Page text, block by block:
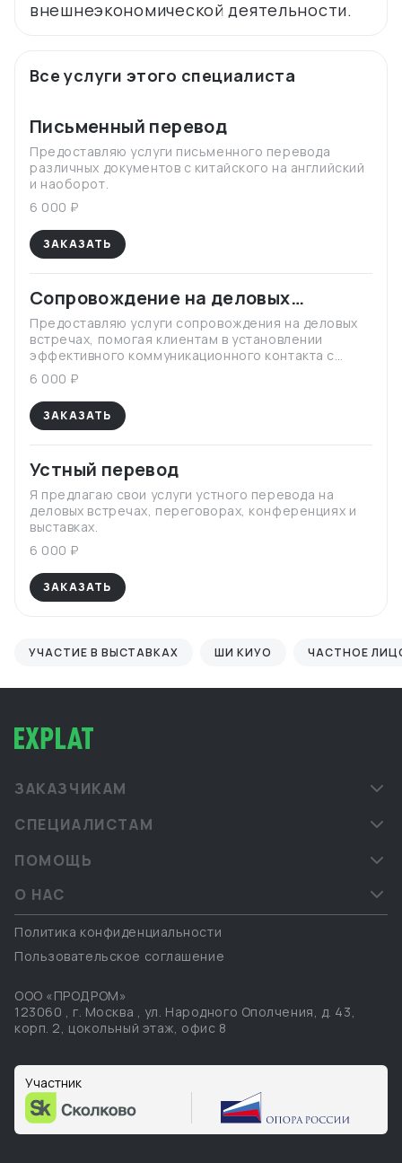
Все услуги этого специалиста
Письменный перевод
Предоставляю услуги письменного перевода
различных документов с китайского на английский
и наоборот.
6 000 ₽
ЗАКАЗАТЬ
Сопровождение на деловых
встречах
Предоставляю услуги сопровождения на деловых
встречах, помогая клиентам в установлении
эффективного коммуникационного контакта с
китайскими партнерами.
6 000 ₽
ЗАКАЗАТЬ
Устный перевод
Я предлагаю свои услуги устного перевода на
деловых встречах, переговорах, конференциях и
выставках.
6 000 ₽
ЗАКАЗАТЬ
УЧАСТИЕ В ВЫСТАВКАХ ШИ КИУО ЧАСТНОЕ
ЗАКАЗЧИКАМ
СПЕЦИАЛИСТАМ
ПОМОЩЬ
О НАС
Политика конфиденциальности
Пользовательское соглашение
ООО «ПРОДРОМ»
123060 , г. Москва , ул. Народного Ополчения, д. 43,
корп. 2, цокольный этаж, офис 8
Участник